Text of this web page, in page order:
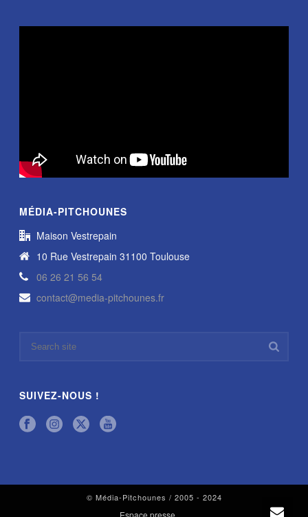
MÉDIA-PITCHOUNES
Maison Vestrepain
10 Rue Vestrepain 31100 Toulouse
06 26 21 56 54
contact@media-pitchounes.fr
SUIVEZ-NOUS !
© Média-Pitchounes / 2005 - 2024
Espace presse